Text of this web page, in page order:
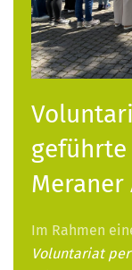
Meraner
Im Rahmen
Voluntariat